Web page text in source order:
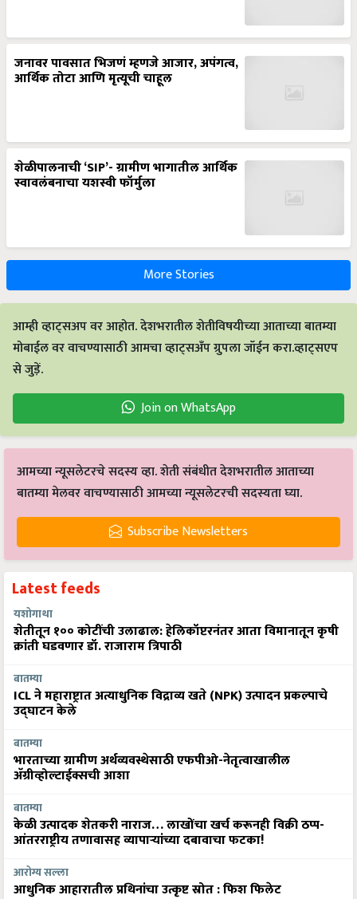
जनावर पावसात भिजणं म्हणजे आजार, अपंगत्व,
आर्थिक तोटा आणि मृत्यूची चाहूल
शेळीपालनाची ‘SIP’- ग्रामीण भागातील आर्थिक
स्वावलंबनाचा यशस्वी फॉर्मुला
More Stories
आम्ही व्हाट्सअप वर आहोत. देशभरातील शेतीविषयीच्या आताच्या बातम्या
मोबाईल वर वाचण्यासाठी आमचा व्हाट्सअँप ग्रुपला जॉईन करा.व्हाट्सएप
से जुड़ें.
Join on WhatsApp
आमच्या न्यूसलेटरचे सदस्य व्हा. शेती संबंधीत देशभरातील आताच्या
बातम्या मेलवर वाचण्यासाठी आमच्या न्यूसलेटरची सदस्यता घ्या.
Subscribe Newsletters
Latest feeds
यशोगाथा
शेतीतून १०० कोटींची उलाढाल: हेलिकॉप्टरनंतर आता विमानातून कृषी
क्रांती घडवणार डॉ. राजाराम त्रिपाठी
बातम्या
ICL ने महाराष्ट्रात अत्याधुनिक विद्राव्य खते (NPK) उत्पादन प्रकल्पाचे
उद्घाटन केले
बातम्या
भारताच्या ग्रामीण अर्थव्यवस्थेसाठी एफपीओ-नेतृत्वाखालील
अ‍ॅग्रीव्होल्टाईक्सची आशा
बातम्या
केळी उत्पादक शेतकरी नाराज… लाखोंचा खर्च करूनही विक्री ठप्प-
आंतरराष्ट्रीय तणावासह व्यापाऱ्यांच्या दबावाचा फटका!
आरोग्य सल्ला
आधुनिक आहारातील प्रथिनांचा उत्कृष्ट स्रोत : फिश फिलेट